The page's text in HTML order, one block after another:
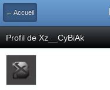
← Accueil
Profil de Xz__CyBiAk